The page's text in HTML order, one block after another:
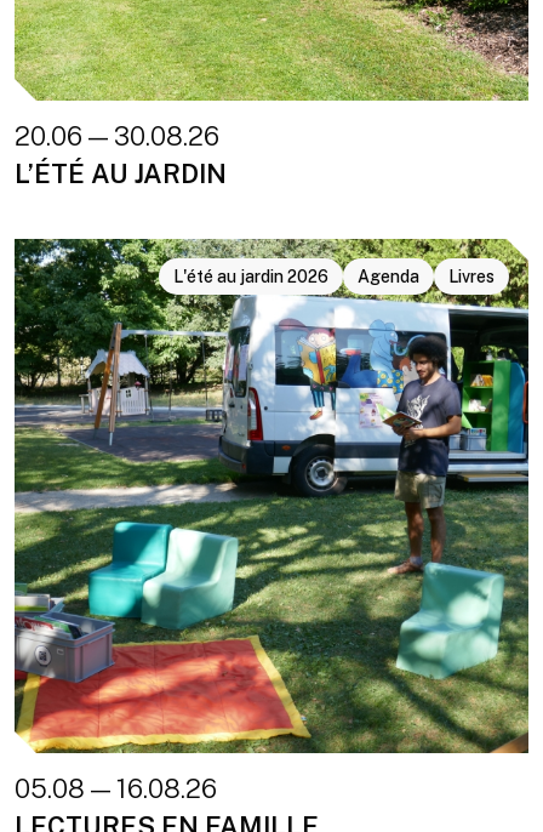
20.06 — 30.08.26
L’ÉTÉ AU JARDIN
L'été au jardin 2026 Agenda Livres
05.08 — 16.08.26